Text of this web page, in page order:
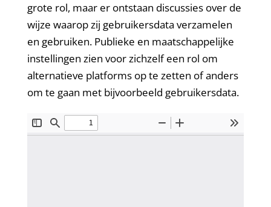
grote rol, maar er ontstaan discussies over de
wijze waarop zij gebruikersdata verzamelen
en gebruiken. Publieke en maatschappelijke
instellingen zien voor zichzelf een rol om
alternatieve platforms op te zetten of anders
om te gaan met bijvoorbeeld gebruikersdata.